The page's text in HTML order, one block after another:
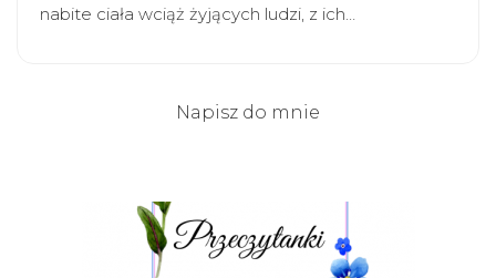
nabite ciała wciąż żyjących ludzi, z ich…
Napisz do mnie